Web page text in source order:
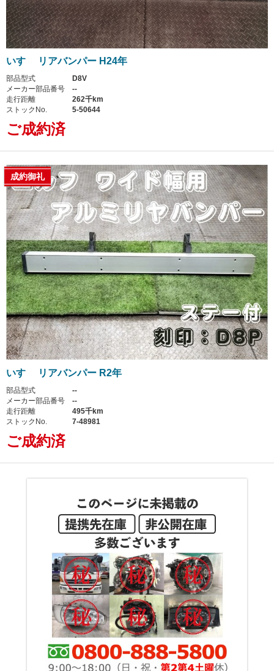
いすゞ リアバンパー H24年
部品型式
D8V
メーカー部品番号
--
走行距離
262千km
ストックNo.
5-50644
ご成約済
成約御礼
いすゞ リアバンパー R2年
部品型式
--
メーカー部品番号
--
走行距離
495千km
ストックNo.
7-48981
ご成約済